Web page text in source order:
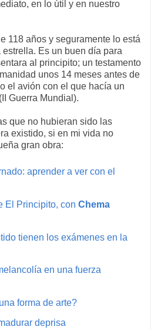
en lo útil y en nuestro
118 años y seguramente lo está
Es un buen día para
al principito; un testamento
unos 14 meses antes de
el avión con el que hacía un
Guerra Mundial).
que no hubieran sido las
existido, si en mi vida no
gran obra:
aprender a ver con el
El Principito, con Chema
tienen los exámenes en la
en una fuerza
forma de arte?
deprisa